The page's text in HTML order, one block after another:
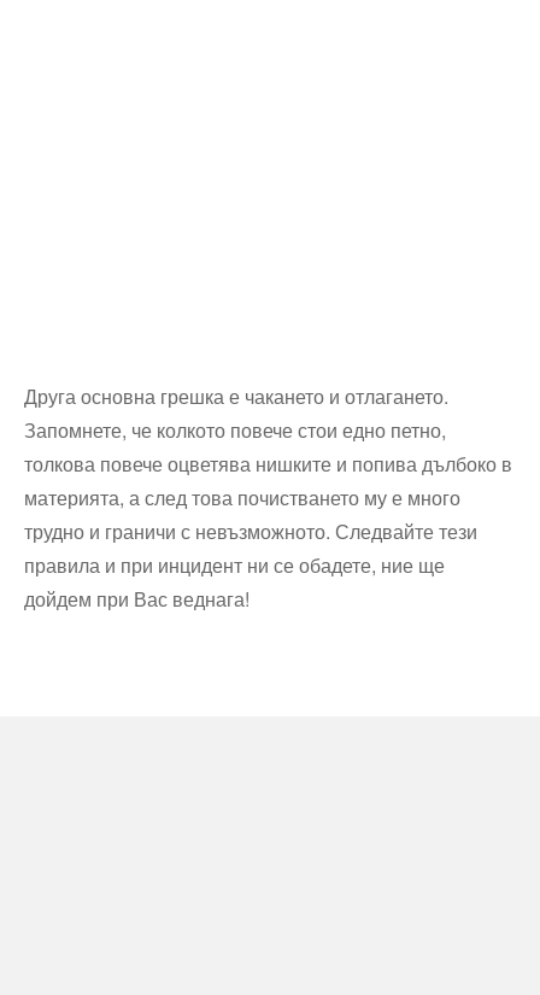
Друга основна грешка е чакането и отлагането.
Запомнете, че колкото повече стои едно петно,
толкова повече оцветява нишките и попива дълбоко в
материята, а след това почистването му е много
трудно и граничи с невъзможното. Следвайте тези
правила и при инцидент ни се обадете, ние ще
дойдем при Вас веднага!